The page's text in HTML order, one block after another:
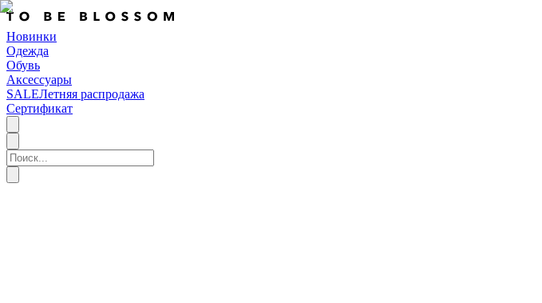
Новинки
Одежда
Обувь
Аксессуары
SALEЛетняя распродажа
Сертификат